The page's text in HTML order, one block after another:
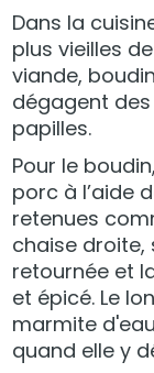
Dans la
plus vieilles
viande,
dégagent
papilles.
Pour le
porc à l’aide
retenues
chaise droite,
retournée et
et épicé. Le
marmite
quand elle y